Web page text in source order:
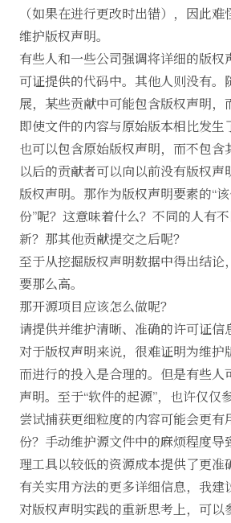
（如果在进行更改时出错），因此
维护版权声明。
有些人和一些公司强调将详细的版权
可证提供的代码中。其他人则没有。
展，某些贡献中可能包含版权声明，
即使文件的内容与原始版本相比发生
也可以包含原始版权声明，而不包含
以后的贡献者可以向以前没有版权声
版权声明。那作为版权声明要素的“
份”呢？这意味着什么？不同的人有
新？那其他贡献提交之后呢？
至于从挖掘版权声明数据中得出结论
要那么高。
那开源项目应该怎么做呢？
请提供并维护清晰、准确的许可证信
对于版权声明来说，很难证明为维护
而进行的投入是合理的。但是有些人
声明。至于“软件的起源”，也许仅仅
尝试捕获更细粒度的内容可能会更有
份？手动维护源文件中的麻烦程度导
理工具以较低的资源成本提供了更准
有关实用方法的更多详细信息，我建
对版权声明实践的重新思考上，可以